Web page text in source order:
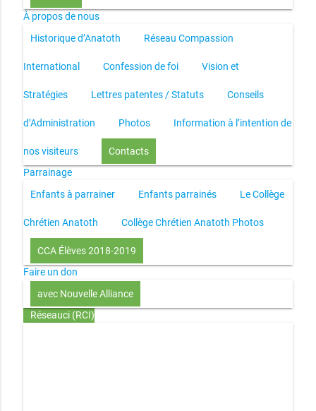
À propos de nous
Historique d’Anatoth
Réseau Compassion
International Confession de foi Vision et
Stratégies Lettres patentes / Statuts Conseils
d’Administration Photos Information à l’intention de
nos visiteurs
Contacts
Parrainage
Enfants à parrainer
Enfants parrainés Le Collège
Chrétien Anatoth Collège Chrétien Anatoth Photos
CCA Élèves 2018-2019
Faire un don
avec Nouvelle Alliance
Réseauci (RCI)